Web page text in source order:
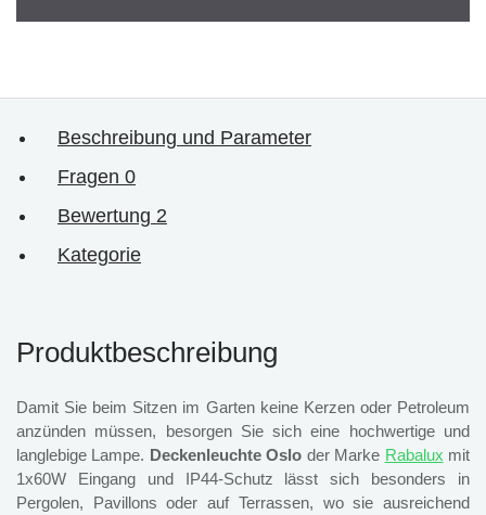
Beschreibung und Parameter
Fragen 0
Bewertung 2
Kategorie
Produktbeschreibung
Damit Sie beim Sitzen im Garten keine Kerzen oder Petroleum
anzünden müssen, besorgen Sie sich eine hochwertige und
langlebige Lampe. Deckenleuchte Oslo der Marke Rabalux mit
1x60W Eingang und IP44-Schutz lässt sich besonders in
Pergolen, Pavillons oder auf Terrassen, wo sie ausreichend